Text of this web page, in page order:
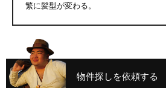
繁に髪型が変わる。
物件探しを依頼する